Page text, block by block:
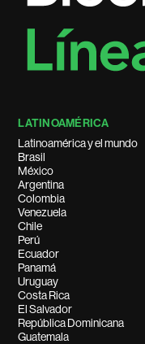
LATINOAMÉRICA
Latinoamérica y el mundo
Brasil
México
Argentina
Colombia
Venezuela
Chile
Perú
Ecuador
Panamá
Uruguay
Costa Rica
El Salvador
República Dominicana
Guatemala